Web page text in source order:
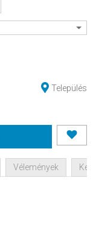
Település
Vélemények